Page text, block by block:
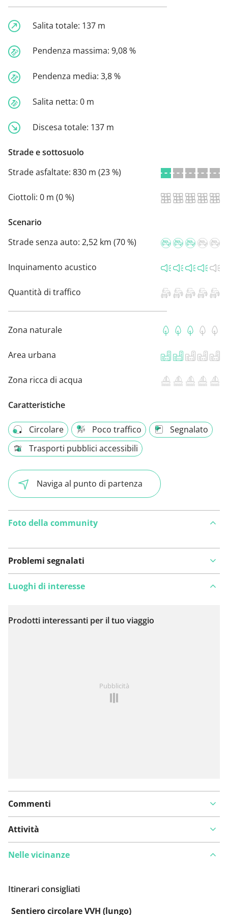
Salita totale: 137 m
Pendenza massima: 9,08 %
Pendenza media: 3,8 %
Salita netta: 0 m
Discesa totale: 137 m
Strade e sottosuolo
Strade asfaltate: 830 m (23 %)
Ciottoli: 0 m (0 %)
Scenario
Strade senza auto: 2,52 km (70 %)
Inquinamento acustico
Quantità di traffico
Zona naturale
Area urbana
Zona ricca di acqua
Caratteristiche
Circolare Poco traffico
Segnalato
Trasporti pubblici accessibili
Naviga al punto di partenza
Foto della community
Problemi segnalati
Visualizza sulla mappa
Luoghi di interesse
Prodotti interessanti per il tuo viaggio
Pubblicità
Commenti
Attività
Nelle vicinanze
Itinerari consigliati
Sentiero circolare VVH (lungo)